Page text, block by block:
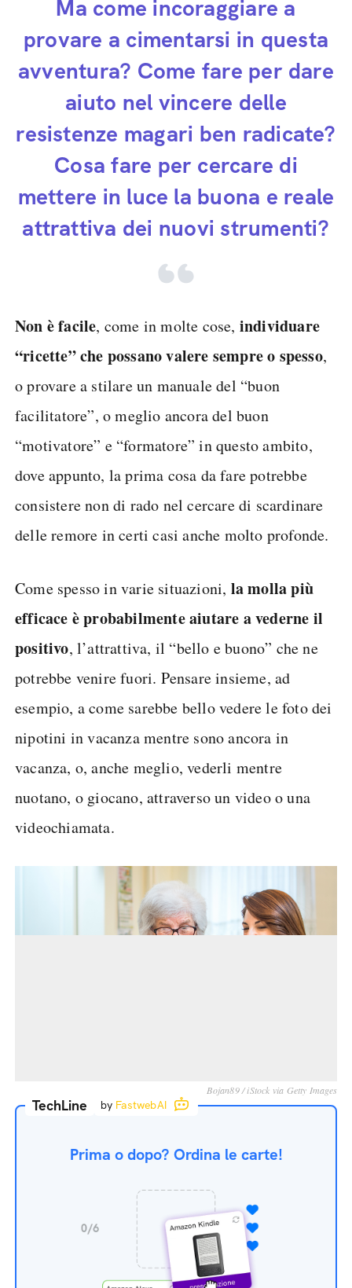
Ma come incoraggiare a
provare a cimentarsi in questa
avventura? Come fare per dare
aiuto nel vincere delle
resistenze magari ben radicate?
Cosa fare per cercare di
mettere in luce la buona e reale
attrattiva dei nuovi strumenti?
Non è facile, come in molte cose, individuare
“ricette” che possano valere sempre o spesso,
o provare a stilare un manuale del “buon
facilitatore”, o meglio ancora del buon
“motivatore” e “formatore” in questo ambito,
dove appunto, la prima cosa da fare potrebbe
consistere non di rado nel cercare di scardinare
delle remore in certi casi anche molto profonde.
Come spesso in varie situazioni, la molla più
efficace è probabilmente aiutare a vederne il
positivo, l’attrattiva, il “bello e buono” che ne
potrebbe venire fuori. Pensare insieme, ad
esempio, a come sarebbe bello vedere le foto dei
nipotini in vacanza mentre sono ancora in
vacanza, o, anche meglio, vederli mentre
nuotano, o giocano, attraverso un video o una
videochiamata.
Bojan89 / iStock via Getty Images
TechLine by FastwebAI
Prima o dopo? Ordina le carte!